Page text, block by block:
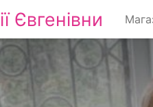
Євгенівни